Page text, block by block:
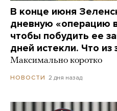
В конце июня
дневную «операцию
чтобы побудить ее
дней истекли. Что
Максимально коротко
НОВОСТИ 2 дня назад